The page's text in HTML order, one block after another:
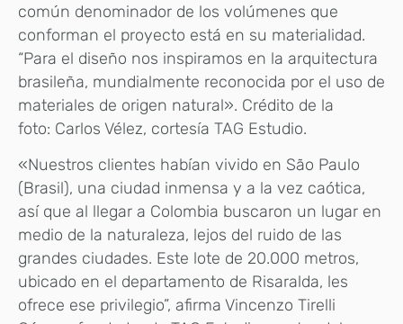
común denominador de los volúmenes que
conforman el proyecto está en su materialidad.
“Para el diseño nos inspiramos en la arquitectura
brasileña, mundialmente reconocida por el uso de
materiales de origen natural». Crédito de la
foto: Carlos Vélez, cortesía TAG Estudio.
«Nuestros clientes habían vivido en São Paulo
(Brasil), una ciudad inmensa y a la vez caótica,
así que al llegar a Colombia buscaron un lugar en
medio de la naturaleza, lejos del ruido de las
grandes ciudades. Este lote de 20.000 metros,
ubicado en el departamento de Risaralda, les
ofrece ese privilegio”, afirma Vincenzo Tirelli